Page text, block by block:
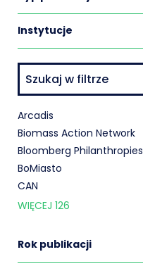
Instytucje
Arcadis
Biomass Action Network
Bloomberg Philanthropies
BoMiasto
CAN
WIĘCEJ 126
Rok publikacji